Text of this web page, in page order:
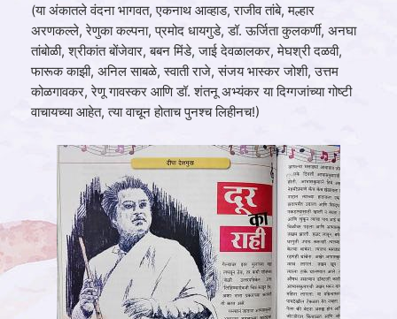
(या अंकातले वंदना भागवत, एकनाथ आव्‍हाड, राजीव तांबे, मल्हार
अरणकल्ले, रेणुका कल्पना, प्रमोद धायगुडे, डॉ. ऊर्जिता कुलकर्णी, अनघा
तांबोळी, श्रीकांत बोंजेवार, बबन मिंडे, जाई देवळालकर, मेघश्री दळवी,
फारूक काझी, अनिल साबळे, स्वाती राजे, संजय भास्कर जोशी, उत्तम
कोळगावकर, रेणू गावस्कर आणि डॉ. शंतनू अभ्यंकर या दिग्गजांच्या गोष्टी
वाचायच्या आहेत, त्या वाचून होताच पुनश्च लिहीनच!)